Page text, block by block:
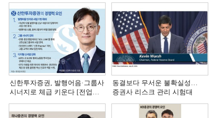
신한투자증권, 발행어음·그룹사
시너지로 체급 키운다 [전업계
동결보다 무서운 불확실성…
증권사 리스크 관리 시험대